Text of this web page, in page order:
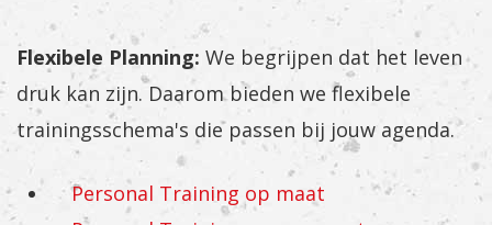
Flexibele Planning: We begrijpen dat het leven
druk kan zijn. Daarom bieden we flexibele
trainingsschema's die passen bij jouw agenda.
Personal Training op maat